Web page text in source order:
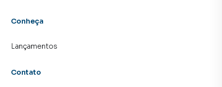
Conheça
Lançamentos
Contato